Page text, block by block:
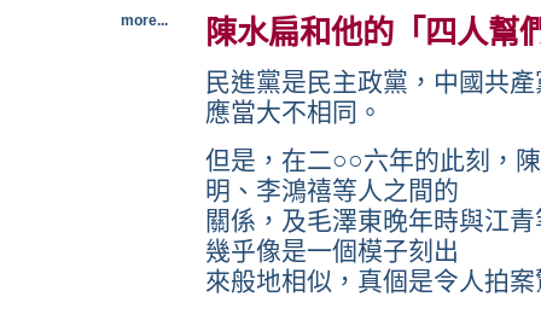
more... 陳水扁和他的「四人幫
民進黨是民主政黨，中國共
應當大不相同。
但是，在二○○六年的此刻，
明、李鴻禧等人之間的
關係，及毛澤東晚年時與江
幾乎像是一個模子刻出
來般地相似，真個是令人拍